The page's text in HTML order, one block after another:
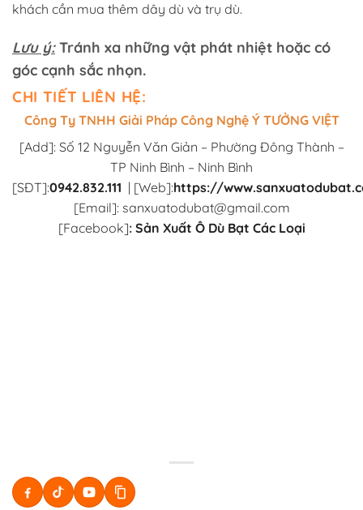
khách cần mua thêm dây dù và trụ dù.
Lưu ý:Tránh xa những vật phát nhiệt hoặc có
góc cạnh sắc nhọn.
CHI TIẾT LIÊN HỆ:
Công Ty TNHH Giải Pháp Công Nghệ Ý TƯỞNG VIỆT
[Add]: Số 12 Nguyễn Văn Giản – Phường Đông Thành –
TP Ninh Bình – Ninh Bình
[SĐT]:0942.832.111 | [Web]:https://
[Email]: sanxuatodubat@gmail.com
[Facebook]:Sản Xuất Ô Dù Bạt Các Loại